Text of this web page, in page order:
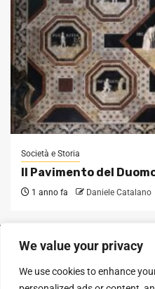
We value your privacy
We use cookies to enhance
Società e Storia
Il Pavimento del
1 anno fa Daniele Catalano
SEGUICI SUI
Facebook